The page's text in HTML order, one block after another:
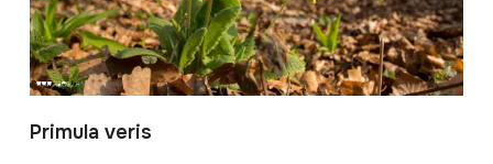
Primula veris